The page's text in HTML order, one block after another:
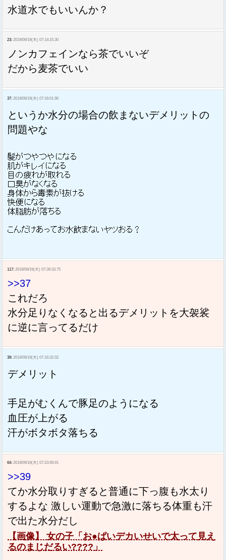
水道水でもいいんか？
23: 2019/09/19(木) 07:14:15.30
ノンカフェインなら茶でいいぞ
だから麦茶でいい
37: 2019/09/19(木) 07:16:01.90
というか水分の場合の飲まないデメリットの
問題やな
117: 2019/09/19(木) 07:39:33.75
>>37
これだろ
水分足りなくなると出るデメリットを大袈裟
に逆に言ってるだけ
39: 2019/09/19(木) 07:16:32.02
デメリット
手足がむくんで豚足のようになる
血圧が上がる
汗がボタボタ落ちる
64: 2019/09/19(木) 07:23:59.91
>>39
てか水分取りすぎると普通に下っ腹も水太り
するよな 激しい運動で急激に落ちる体重も汗
で出た水分だし
【画像】 女の子「お●ぱいデカいせいで太って見え
るのまじだるい????」